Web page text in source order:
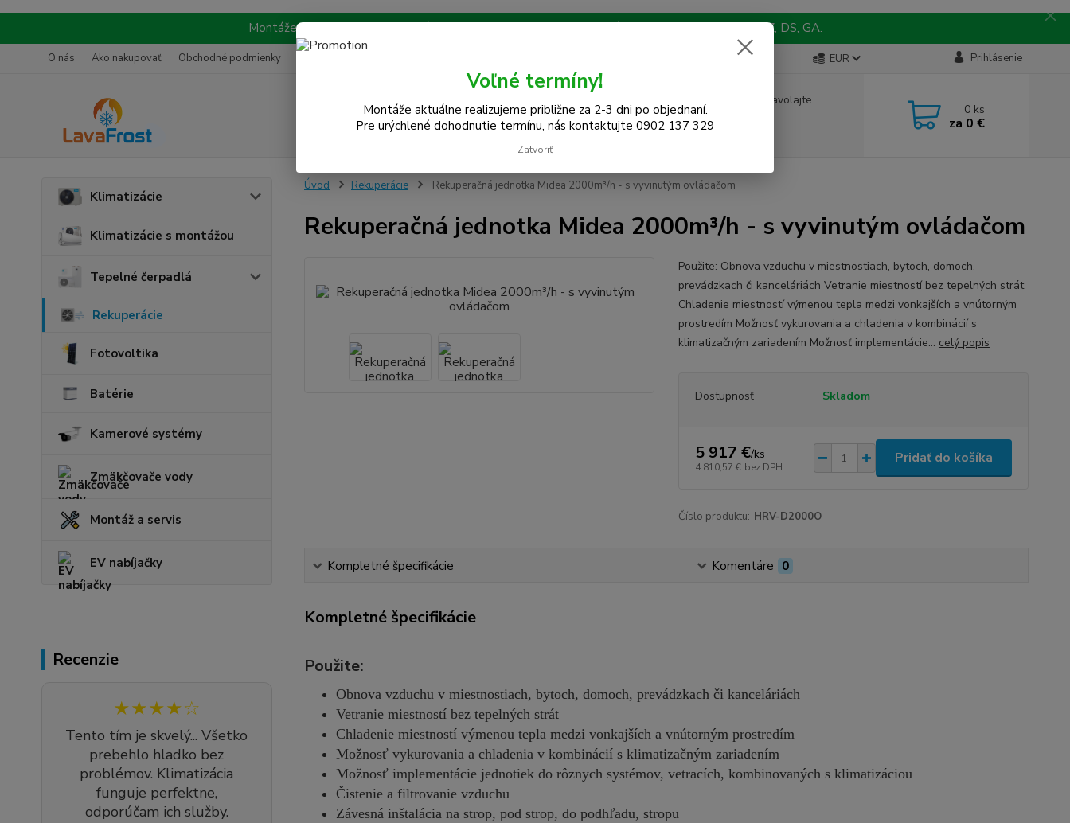
Montáže realizujeme na celom západe SR! Kraje TT, BA, NR, TN, vrátane okresov SE, MY, TO, NZ, DS, GA.
O nás Ako nakupovať Obchodné podmienky EUR Prihlásenie
Hľadať
Neviete si rady? Zavolajte.
0948 242 067
(Po-Pia, 8-15 hod.)
0 ks
za 0 €
Klimatizácie
Klimatizácie s montážou
Tepelné čerpadlá
Rekuperácie
Fotovoltika
Batérie
Kamerové systémy
Zmäkčovače vody
Montáž a servis
EV nabíjačky
Recenzie
★★★★☆
Tento tím je skvelý... Všetko
prebehlo hladko bez
problémov. Klimatizácia
funguje perfektne,
odporúčam ich služby.
Úvod Rekuperácie Rekuperačná jednotka Midea 2000m³/h - s vyvinutým ovládačom
Rekuperačná jednotka Midea 2000m³/h - s vyvinutým ovládačom
Použite: Obnova vzduchu v miestnostiach, bytoch, domoch,
prevádzkach či kanceláriách Vetranie miestností bez tepelných strát
Chladenie miestností výmenou tepla medzi vonkajších a vnútorným
prostredím Možnosť vykurovania a chladenia v kombinácií s
klimatizačným zariadením Možnosť implementácie... celý popis
Dostupnosť Skladom
5 917 €/ks
4 810,57 € bez DPH
Pridať do košíka
Číslo produktu: HRV-D2000O
Kompletné špecifikácie Komentáre 0
Kompletné špecifikácie
Použite:
Obnova vzduchu v miestnostiach, bytoch, domoch, prevádzkach či kanceláriách
Vetranie miestností bez tepelných strát
Chladenie miestností výmenou tepla medzi vonkajších a vnútorným prostredím
Možnosť vykurovania a chladenia v kombinácií s klimatizačným zariadením
Možnosť implementácie jednotiek do rôznych systémov, vetracích, kombinovaných s klimatizáciou
Čistenie a filtrovanie vzduchu
Závesná inštalácia na strop, pod strop, do podhľadu, stropu
Voľné termíny!
Montáže aktuálne realizujeme približne za 2-3 dni po objednaní.
Pre urýchlené dohodnutie termínu, nás kontaktujte 0902 137 329
Zatvoriť